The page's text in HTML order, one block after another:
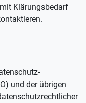
Klärungsbedarf
und der übrigen